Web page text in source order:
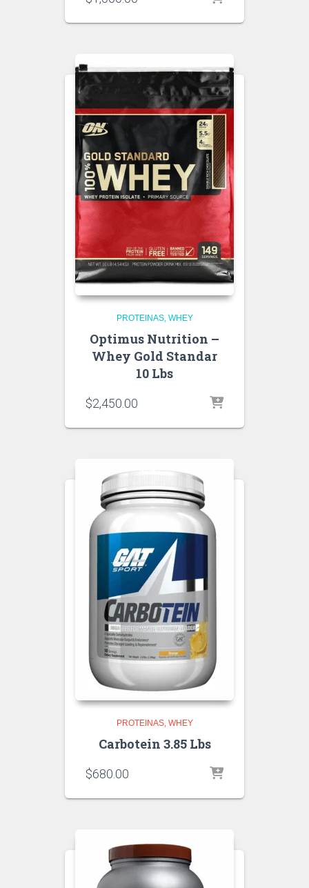
PROTEINAS WHEY
Optimus Nutrition –
Whey Gold Standar
10 Lbs
$2,450.00
PROTEINAS WHEY
Carbotein 3.85 Lbs
$680.00